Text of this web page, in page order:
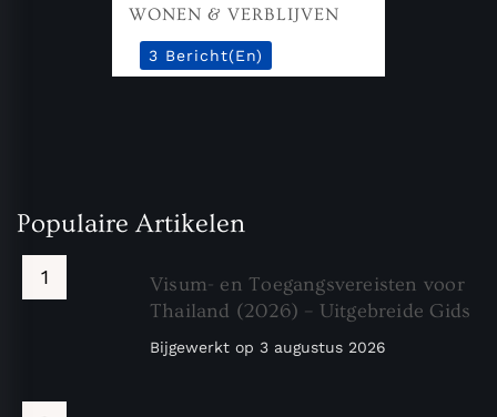
WONEN & VERBLIJVEN
3 Bericht(en)
Populaire Artikelen
Visum- en Toegangsvereisten voor
Thailand (2026) – Uitgebreide Gids
Bijgewerkt op 3 augustus 2026